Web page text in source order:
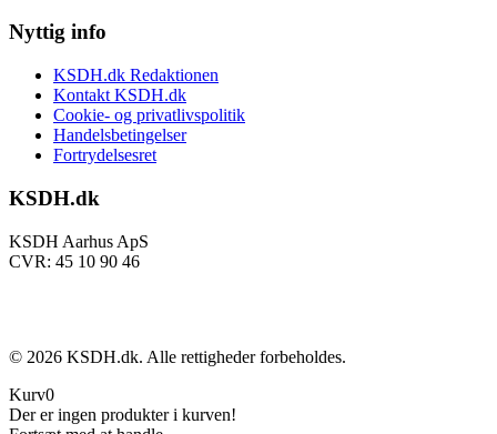
Nyttig info
KSDH.dk Redaktionen
Kontakt KSDH.dk
Cookie- og privatlivspolitik
Handelsbetingelser
Fortrydelsesret
KSDH.dk
KSDH Aarhus ApS
CVR: 45 10 90 46
© 2026 KSDH.dk. Alle rettigheder forbeholdes.
Kurv0
Der er ingen produkter i kurven!